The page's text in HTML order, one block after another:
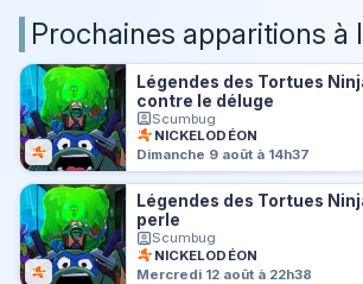
Prochaines apparitions à
Légendes des Tortues
contre le déluge
Scumbug
NICKELODÉON
Dimanche 9 août à 14h37
Légendes des Tortues
perle
Scumbug
NICKELODÉON
Mercredi 12 août à 22h38